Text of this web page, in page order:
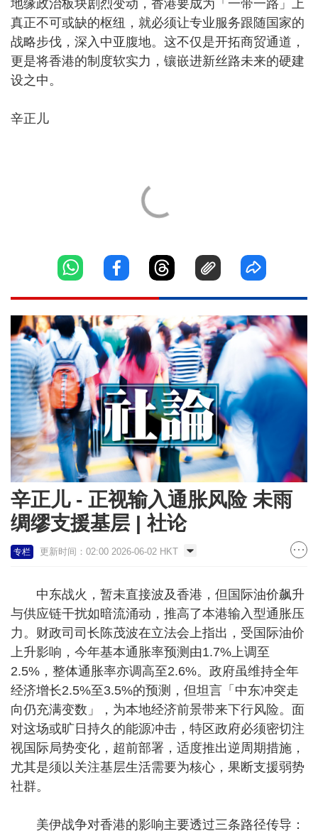
地缘政治板块剧烈变动，香港要成为「一带一路」上
真正不可或缺的枢纽，就必须让专业服务跟随国家的
战略步伐，深入中亚腹地。这不仅是开拓商贸通道，
更是将香港的制度软实力，镶嵌进新丝路未来的硬建
设之中。
辛正儿
辛正儿 - 正视输入通胀风险 未雨
绸缪支援基层 | 社论
专栏 更新时间：02:00 2026-06-02 HKT
中东战火，暂未直接波及香港，但国际油价飙升
与供应链干扰如暗流涌动，推高了本港输入型通胀压
力。财政司司长陈茂波在立法会上指出，受国际油价
上升影响，今年基本通胀率预测由1.7%上调至
2.5%，整体通胀率亦调高至2.6%。政府虽维持全年
经济增长2.5%至3.5%的预测，但坦言「中东冲突走
向仍充满变数」，为本地经济前景带来下行风险。面
对这场或旷日持久的能源冲击，特区政府必须密切注
视国际局势变化，超前部署，适度推出逆周期措施，
尤其是须以关注基层生活需要为核心，果断支援弱势
社群。
美伊战争对香港的影响主要透过三条路径传导：